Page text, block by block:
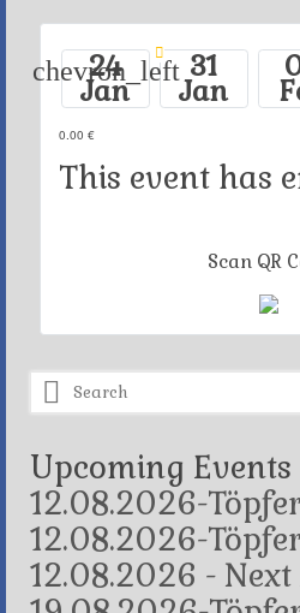
24
Jan
31
Jan
chevron_left
0.00 €
This event has
Scan QR
Search
for:
Upcoming Events
12.08.2026-
12.08.2026-
12.08.2026 - Next